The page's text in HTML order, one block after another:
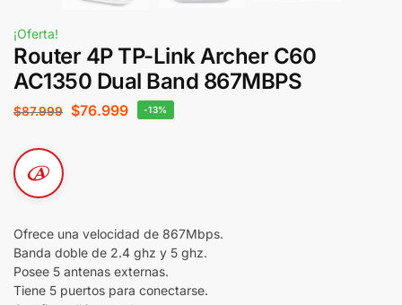
¡Oferta!
Router 4P TP-Link Archer C60
AC1350 Dual Band 867MBPS
$87.999 $76.999 -13%
Ofrece una velocidad de 867Mbps.
Banda doble de 2.4 ghz y 5 ghz.
Posee 5 antenas externas.
Tiene 5 puertos para conectarse.